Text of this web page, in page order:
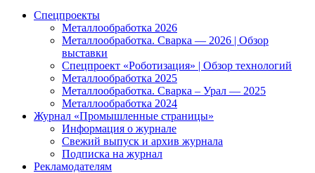
Спецпроекты
Металлообработка 2026
Металлообработка. Сварка — 2026 | Обзор
выставки
Спецпроект «Роботизация» | Обзор технологий
Металлообработка 2025
Металлообработка. Сварка – Урал — 2025
Металлообработка 2024
Журнал «Промышленные страницы»
Информация о журнале
Свежий выпуск и архив журнала
Подписка на журнал
Рекламодателям